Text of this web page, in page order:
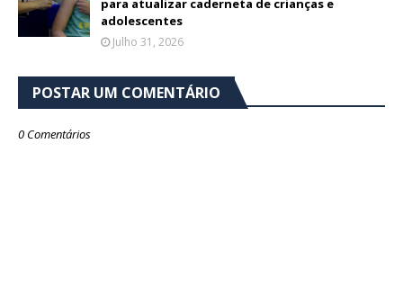
para atualizar caderneta de crianças e
adolescentes
Julho 31, 2026
POSTAR UM COMENTÁRIO
0 Comentários